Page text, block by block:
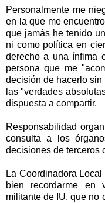
Personalmente me
en la que me
que jamás he tenido
ni como política en
derecho a una ínfima
persona que me
decisión de hacerlo
las "verdades
dispuesta a compartir.
Responsabilidad
consulta a los
decisiones de terceros
La Coordinadora
bien recordarme en
militante de IU, que no